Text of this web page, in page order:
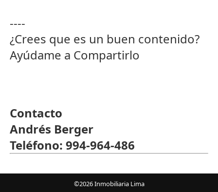
----
¿Crees que es un buen contenido?
Ayúdame a Compartirlo
Contacto
Andrés Berger
Teléfono: 994-964-486
©2026 Inmobiliaria Lima